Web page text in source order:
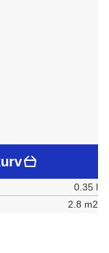
0.35 l
2.8 m2